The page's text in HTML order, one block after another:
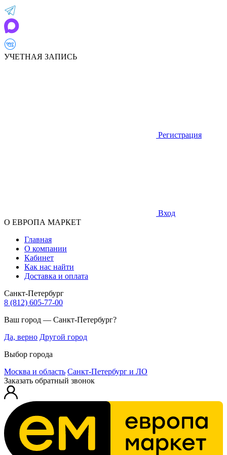
УЧЕТНАЯ ЗАПИСЬ
Регистрация
Вход
О ЕВРОПА МАРКЕТ
Главная
О компании
Кабинет
Как нас найти
Доставка и оплата
Санкт-Петербург
8 (812) 605-77-00
Ваш город — Санкт-Петербург?
Да, верно Другой город
Выбор города
Москва и область Санкт-Петербург и ЛО
Заказать обратный звонок